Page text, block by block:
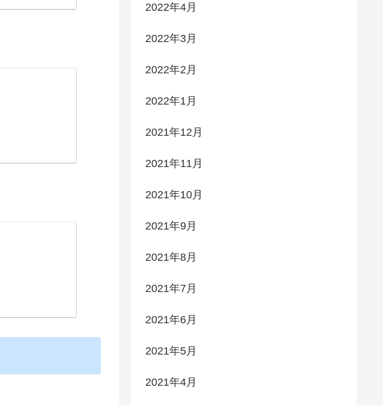
2022年4月
2022年3月
2022年2月
2022年1月
2021年12月
2021年11月
2021年10月
2021年9月
2021年8月
2021年7月
2021年6月
2021年5月
2021年4月